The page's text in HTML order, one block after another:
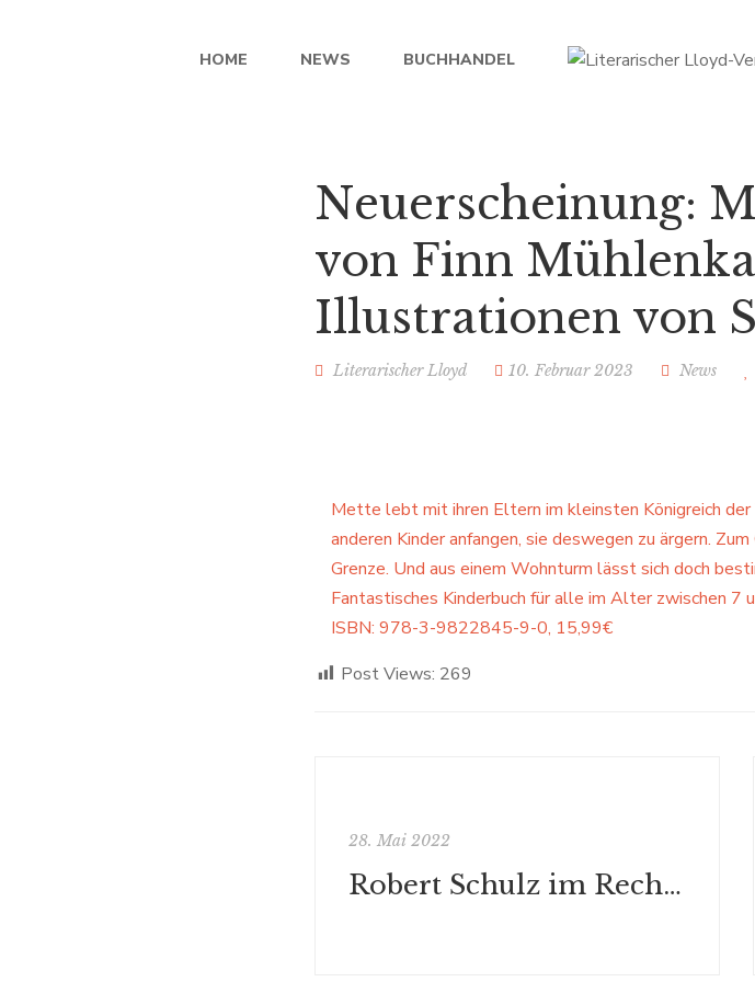
HOME NEWS BUCHHANDEL
Neuerscheinung:
von Finn
Illustrationen von
Literarischer Lloyd 10. Februar 2023 News
Mette lebt mit ihren Eltern im kleinsten Königreich
anderen Kinder anfangen, sie deswegen zu ärgern.
Grenze. Und aus einem Wohnturm lässt sich doch
Fantastisches Kinderbuch für alle im Alter zwischen
ISBN: 978-3-9822845-9-0, 15,99€
Post Views: 269
28. Mai 2022
Robert Schulz im Recherchepodcast „Suchverlaufen“